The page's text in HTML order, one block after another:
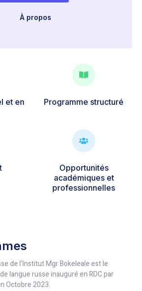
À propos
et en
Programme structuré
Opportunités
académiques et
professionnelles
de l’Institut Mgr Bokeleale est le
langue russe inauguré en RDC par
Octobre 2023.